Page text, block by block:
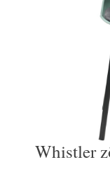
Whistler